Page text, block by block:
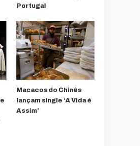
Portugal
Macacos do Chinês
lançam single ‘A Vida é
Assim’